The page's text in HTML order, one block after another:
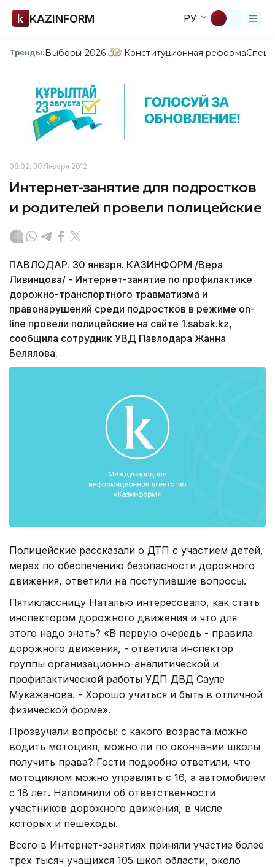
KAZINFORM РУ
Тренды:Выборы-2026 Конституционная реформа
08:02, 30 Января 2012
Интернет-занятие для подростков
и родителей провели полицейские
ПАВЛОДАР. 30 января. КАЗИНФОРМ /Вера
Ливинцова/ - Интернет-занятие по профилактике
дорожно-транспортного травматизма и
правонарушений среди подростков в режиме on-
line провели полицейские на сайте 1.sabak.kz,
сообщила сотрудник УВД Павлодара Жанна
Белялова.
Полицейские рассказали о ДТП с участием детей,
мерах по обеспечению безопасности дорожного
движения, ответили на поступившие вопросы.
Пятиклассницу Наталью интересовало, как стать
инспектором дорожного движения и что для
этого надо знать? «В первую очередь - правила
дорожного движения, - ответила инспектор
группы организационно-аналитической и
профилактической работы УДП ДВД Сауле
Мукажанова. - Хорошо учиться и быть в отличной
физической форме».
Прозвучали вопросы: с какого возраста можно
водить мотоцикл, можно ли по окончании школы
получить права? Гости подробно ответили, что
мотоциклом можно управлять с 16, а автомобилем
с 18 лет. Напомнили об ответственности
участников дорожного движения, в числе
которых и пешеходы.
Всего в Интернет-занятиях приняли участие более
трех тысяч учащихся 105 школ области, около